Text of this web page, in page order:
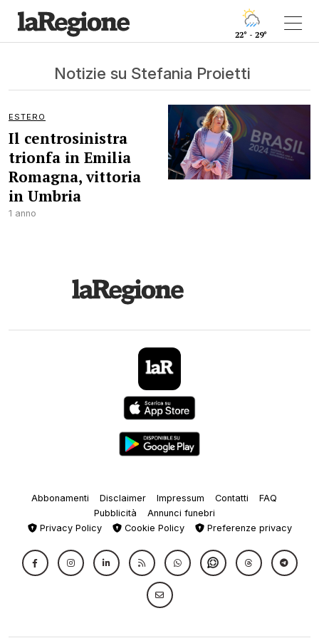
22° - 29°
Notizie su Stefania Proietti
ESTERO
Il centrosinistra
trionfa in Emilia
Romagna, vittoria
in Umbria
1 anno
Abbonamenti Disclaimer Impressum Contatti
FAQ
Pubblicità
Annunci funebri
Privacy Policy
Cookie Policy Preferenze privacy